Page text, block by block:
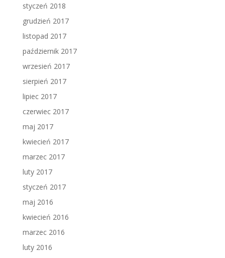
styczeń 2018
grudzień 2017
listopad 2017
październik 2017
wrzesień 2017
sierpień 2017
lipiec 2017
czerwiec 2017
maj 2017
kwiecień 2017
marzec 2017
luty 2017
styczeń 2017
maj 2016
kwiecień 2016
marzec 2016
luty 2016